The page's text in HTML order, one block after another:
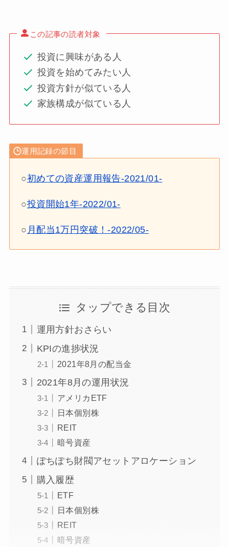
この記事の読者対象
投資に興味がある人
投資を始めてみたい人
投資方針が似ている人
家族構成が似ている人
運用記録の節目
○初めての資産運用報告-2021/01-
○投資開始1年-2022/01-
○ 月配当1万円突破！-2022/05-
タップできる目次
運用方針おさらい
KPIの進捗状況
2021年8月の配当金
2021年8月の運用状況
アメリカETF
日本個別株
REIT
暗号資産
ぽちぽち財閥アセットアロケーション
購入履歴
ETF
日本個別株
REIT
暗号資産